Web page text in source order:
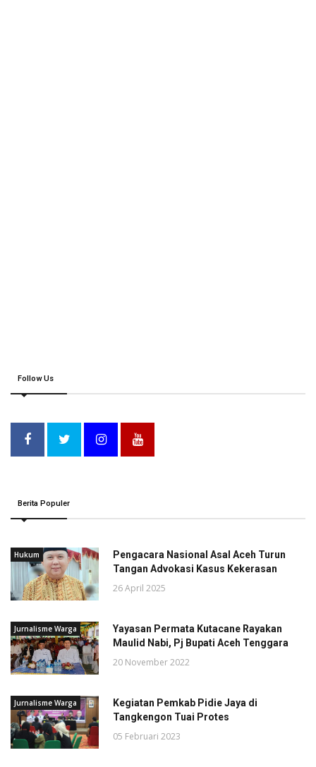
Follow Us
Berita Populer
Hukum
Pengacara Nasional Asal Aceh Turun
Tangan Advokasi Kasus Kekerasan
26 April 2025
Jurnalisme Warga
Yayasan Permata Kutacane Rayakan
Maulid Nabi, Pj Bupati Aceh Tenggara
20 November 2022
Jurnalisme Warga
Kegiatan Pemkab Pidie Jaya di
Tangkengon Tuai Protes
05 Februari 2023